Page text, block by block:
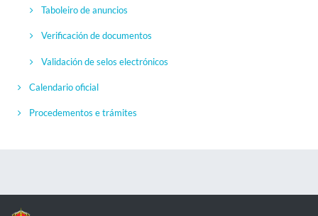
Taboleiro de anuncios
Verificación de documentos
Validación de selos electrónicos
Calendario oficial
Procedementos e trámites